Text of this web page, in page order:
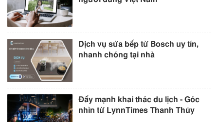
Dịch vụ sửa bếp từ Bosch uy tín,
nhanh chóng tại nhà
Đẩy mạnh khai thác du lịch - Góc
nhìn từ LynnTimes Thanh Thủy